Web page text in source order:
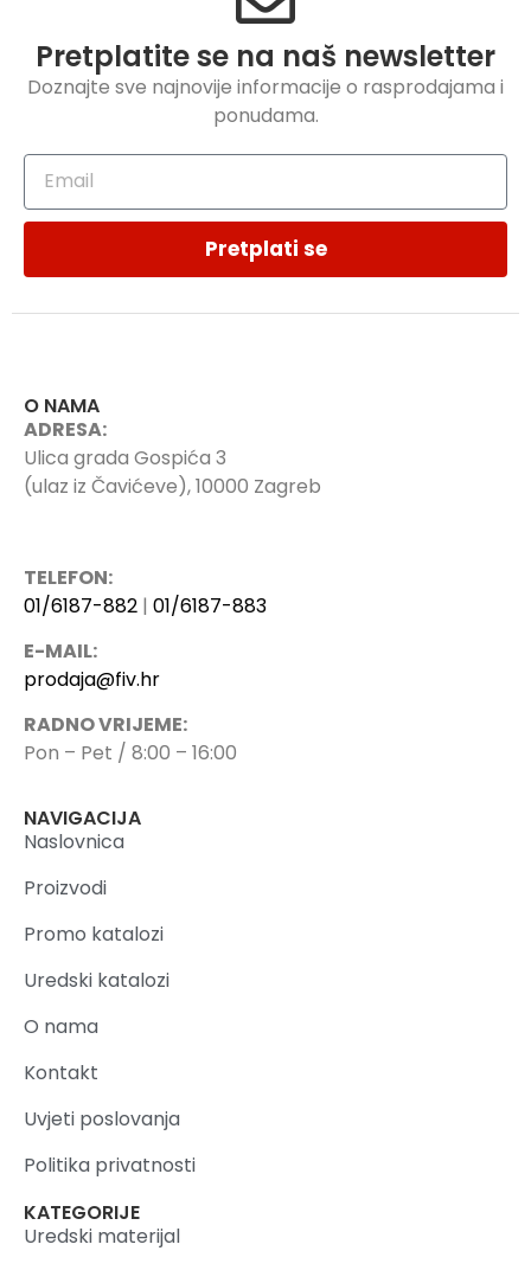
Pretplatite se na naš newsletter
Doznajte sve najnovije informacije o rasprodajama i
ponudama.
Pretplati se
O NAMA
ADRESA:
Ulica grada Gospića 3
(ulaz iz Čavićeve), 10000 Zagreb
TELEFON:
01/6187-882 | 01/6187-883
E-MAIL:
prodaja@fiv.hr
RADNO VRIJEME:
Pon – Pet / 8:00 – 16:00
NAVIGACIJA
Naslovnica
Proizvodi
Promo katalozi
Uredski katalozi
O nama
Kontakt
Uvjeti poslovanja
Politika privatnosti
KATEGORIJE
Uredski materijal